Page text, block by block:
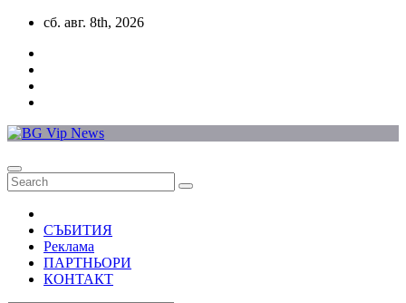
Skip
content
сб. авг. 8th, 2026
СЪБИТИЯ
Реклама
ПАРТНЬОРИ
КОНТАКТ